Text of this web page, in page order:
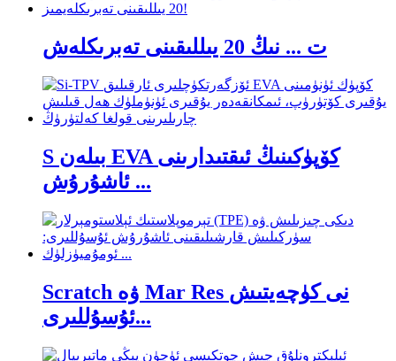
ت ... نىڭ 20 يىللىقىنى تەبرىكلەش
S بىلەن EVA كۆپۈكىنىڭ ئىقتىدارىنى
ئاشۇرۇش ...
Scratch ۋە Mar Res نى كۈچەيتىش
ئۇسۇللىرى...